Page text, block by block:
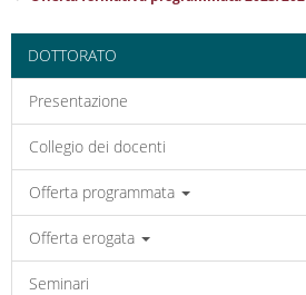
DOTTORATO
Presentazione
Collegio dei docenti
Offerta programmata
Offerta erogata
Seminari